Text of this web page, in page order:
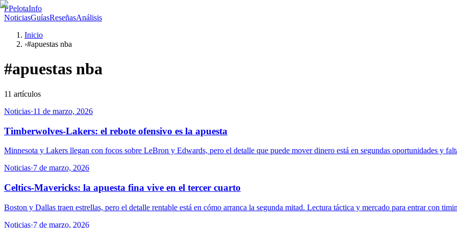
PPelotaInfo
NoticiasGuíasReseñasAnálisis
Inicio
›#apuestas nba
#apuestas nba
11 artículos
Noticias·11 de marzo, 2026
Timberwolves-Lakers: el rebote ofensivo es la apuesta
Minnesota y Lakers llegan con focos sobre LeBron y Edwards, pero el detalle que puede mover dinero está en segundas oportunidades y
Noticias·7 de marzo, 2026
Celtics-Mavericks: la apuesta fina vive en el tercer cuarto
Boston y Dallas traen estrellas, pero el detalle rentable está en cómo arranca la segunda mitad. Lectura táctica y mercado para entrar con
Noticias·7 de marzo, 2026